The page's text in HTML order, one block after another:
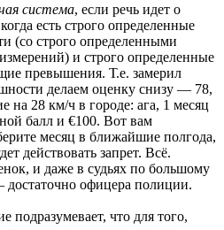
система, если речь идет о
есть строго определенные
(со строго определенными
и строго определенные
превышения. Т.е. замерил
делаем оценку снизу — 78,
на 28 км/ч в городе: ага, 1 месяц
балл и €100. Вот вам
месяц в ближайшие полгода,
действовать запрет. Всё.
и даже в судьях по большому
достаточно офицера полиции.
подразумевает, что для того,